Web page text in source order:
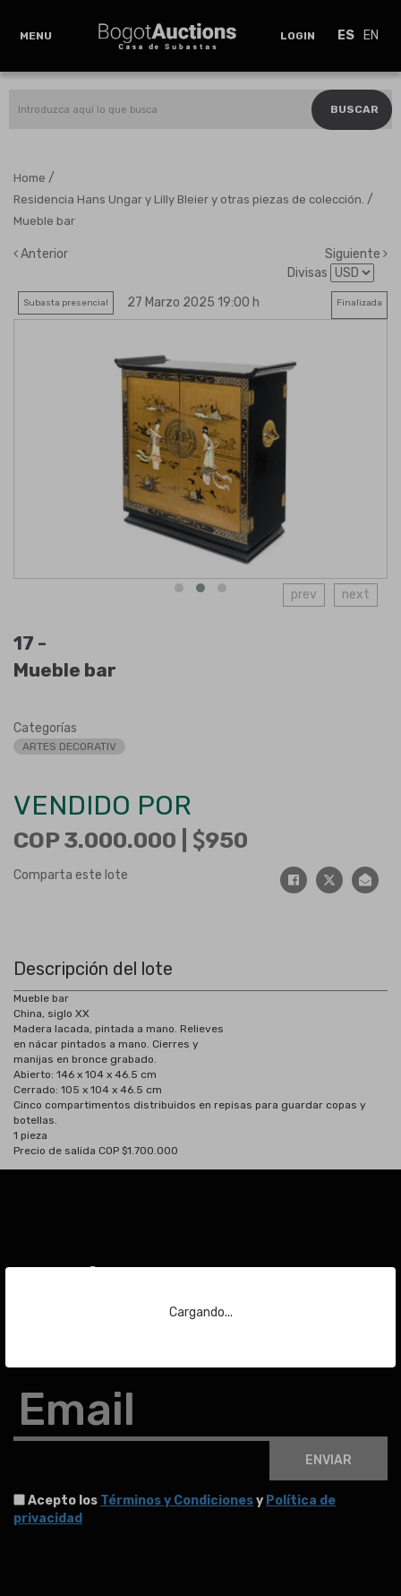
Cargando...
MENU LOGIN ES EN
BUSCAR
Home /
Residencia Hans Ungar y Lilly Bleier y otras piezas de colección. /
Mueble bar
Anterior
Siguiente
Divisas
Subasta presencial 27 Marzo 2025 19:00 h Finalizada
prev next
17 -
Mueble bar
Categorías
ARTES DECORATIV
VENDIDO POR
COP 3.000.000 | 950
Comparta este lote
Descripción del lote
Mueble bar
China, siglo XX
Madera lacada, pintada a mano. Relieves
en nácar pintados a mano. Cierres y
manijas en bronce grabado.
Abierto: 146 x 104 x 46.5 cm
Cerrado: 105 x 104 x 46.5 cm
Cinco compartimentos distribuidos en repisas para guardar copas y
botellas.
1 pieza
Precio de salida COP $1.700.000
Suscríbase a nuestra
Email
ENVIAR
Acepto los Términos y Condicionesy Política de
privacidad